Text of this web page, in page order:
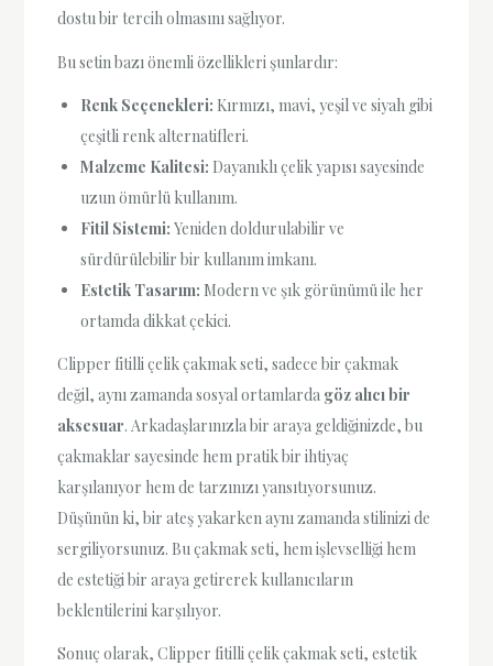
dostu bir tercih olmasını sağlıyor.
Bu setin bazı önemli özellikleri şunlardır:
Renk Seçenekleri: Kırmızı, mavi, yeşil ve siyah gibi
çeşitli renk alternatifleri.
Malzeme Kalitesi: Dayanıklı çelik yapısı sayesinde
uzun ömürlü kullanım.
Fitil Sistemi: Yeniden doldurulabilir ve
sürdürülebilir bir kullanım imkanı.
Estetik Tasarım: Modern ve şık görünümü ile her
ortamda dikkat çekici.
Clipper fitilli çelik çakmak seti, sadece bir çakmak
değil, aynı zamanda sosyal ortamlarda göz alıcı bir
aksesuar. Arkadaşlarınızla bir araya geldiğinizde, bu
çakmaklar sayesinde hem pratik bir ihtiyaç
karşılanıyor hem de tarzınızı yansıtıyorsunuz.
Düşünün ki, bir ateş yakarken aynı zamanda stilinizi de
sergiliyorsunuz. Bu çakmak seti, hem işlevselliği hem
de estetiği bir araya getirerek kullanıcıların
beklentilerini karşılıyor.
Sonuç olarak, Clipper fitilli çelik çakmak seti, estetik